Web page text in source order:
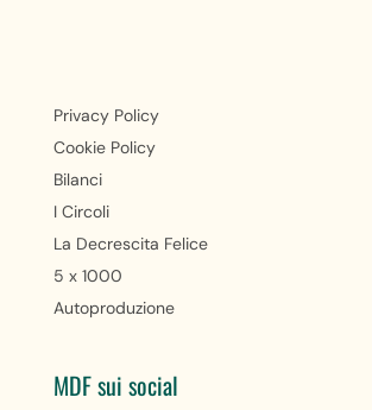
Privacy Policy
Cookie Policy
Bilanci
I Circoli
La Decrescita Felice
5 x 1000
Autoproduzione
MDF sui social